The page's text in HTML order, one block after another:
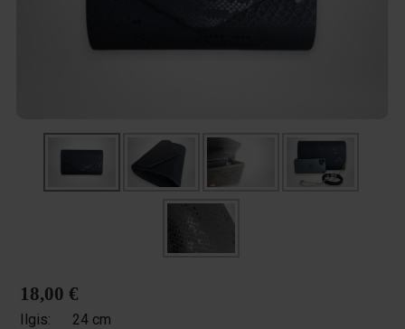
18,00 €
Ilgis:
24 cm